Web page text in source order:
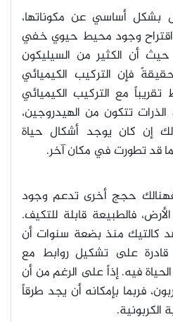
بشكل أساسي عن مكوناتها،
وجود محيط حيوي خفي
أن الكثير من السيليكون
فإن التركيب الكيميائي
مع التركيب الكيميائي
98% من الذرات تتكون من الهيدروجين،
إن كان يوجد أشكال حياة
قد تطورت في مكان آخر.
حجج أخرى تدعم وجود
فالطبيعة قابلة للتكيف.
كالتيك منذ بضعة سنوات أن
قادرة على تشكيل روابط مع
فيه. إذاً على الرغم من أن
فربما بإمكانه أن يجد طرقاً
الكربونية.